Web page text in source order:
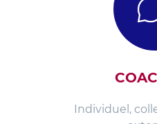
Individuel,